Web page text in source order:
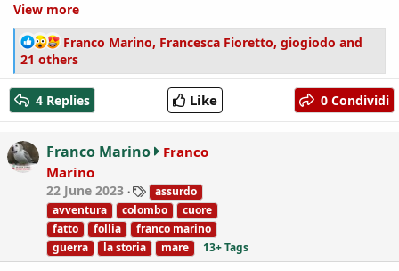
View more
R
e
a
c
t
i
n
s
:
Franco Marino, Francesca Fioretto, giogiodo and
21 others
4 Replies Like 0 Condividi
Franco Marino
Franco
Marino
22 June 2023
T
a
g
s
assurdo
avventura
colombo
cuore
fatto
follia
franco marino
guerra
la storia mare 13+ Tags